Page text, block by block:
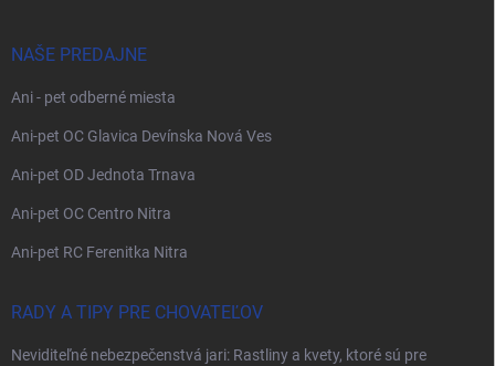
NAŠE PREDAJNE
Ani - pet odberné miesta
Ani-pet OC Glavica Devínska Nová Ves
Ani-pet OD Jednota Trnava
Ani-pet OC Centro Nitra
Ani-pet RC Ferenitka Nitra
RADY A TIPY PRE CHOVATEĽOV
Neviditeľné nebezpečenstvá jari: Rastliny a kvety, ktoré sú pre